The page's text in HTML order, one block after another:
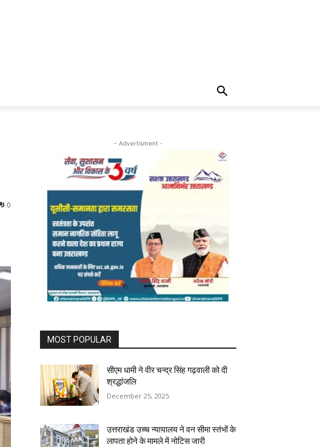
0
- Advertisment -
MOST POPULAR
सीएम धामी ने वीर चन्द्र सिंह गढ़वाली को दी
श्रद्धांजलि
December 25, 2025
उत्तराखंड उच्च न्यायालय ने वन सीमा स्तंभों के
लापता होने के मामले में नोटिस जारी